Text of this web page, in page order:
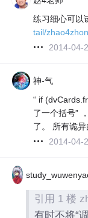
练习细心可以
tail/
2014-04-
神-气
“ if
了一个括号”
了。 所有诡
2014-04-
引用 1 楼
有时不将“